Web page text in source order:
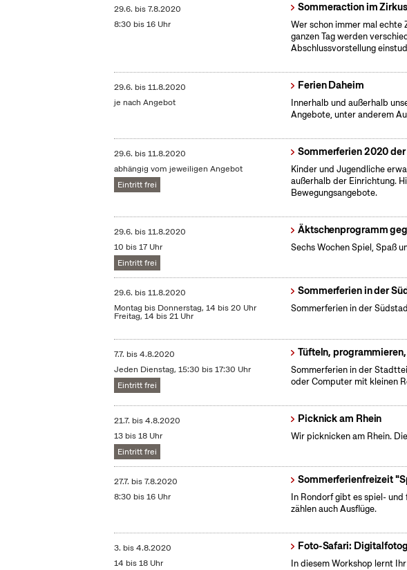
29.6. bis7.8.2020
8:30 bis 16 Uhr
Sommeraction im
Wer schon immer mal
ganzen Tag werden
Abschlussvorstellung
29.6. bis11.8.2020
je nach Angebot
Ferien Daheim
Innerhalb und außerhalb
Angebote, unter anderem
29.6. bis11.8.2020
abhängig vom jeweiligen Angebot
Eintritt frei
Sommerferien 2020
Kinder und Jugendliche
außerhalb der Einrichtung.
Bewegungsangebote.
29.6. bis11.8.2020
10 bis 17 Uhr
Eintritt frei
Äktschenprogramm
Sechs Wochen Spiel, Spaß
29.6. bis11.8.2020
Montag bis Donnerstag, 14 bis 20 Uhr
Freitag, 14 bis 21 Uhr
Sommerferien in der
Sommerferien in der
7.7. bis4.8.2020
Jeden Dienstag, 15:30 bis 17:30 Uhr
Eintritt frei
Tüfteln,
Sommerferien in der
oder Computer mit kleinen
21.7. bis4.8.2020
13 bis 18 Uhr
Eintritt frei
Picknick am Rhein
Wir picknicken am Rhein.
27.7. bis7.8.2020
8:30 bis 16 Uhr
Sommerferienfreizeit
In Rondorf gibt es spiel-
zählen auch Ausflüge.
3. bis4.8.2020
14 bis 18 Uhr
Foto-Safari:
In diesem Workshop lernt